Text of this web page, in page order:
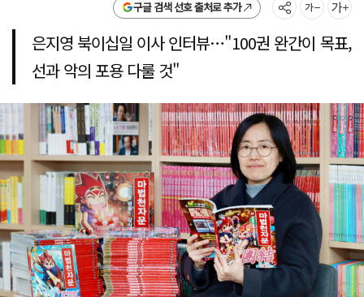
구글 검색 선호 출처로 추가
은지영 북이십일 이사 인터뷰…"100권 완간이 목표,
선과 악의 포용 다룰 것"